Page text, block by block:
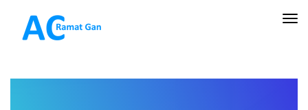
תפריט